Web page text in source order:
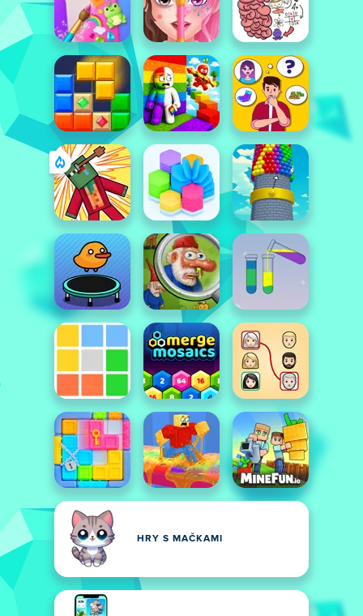
HRY S MAČKAMI